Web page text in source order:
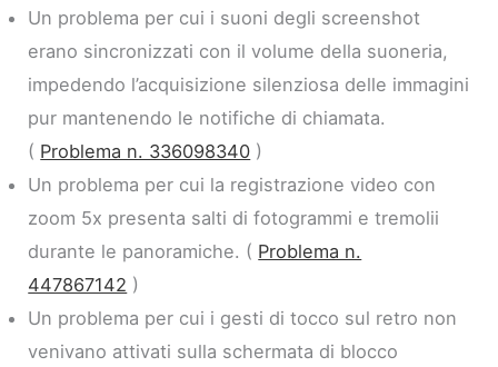
Un problema per cui i suoni degli screenshot
erano sincronizzati con il volume della suoneria,
impedendo l’acquisizione silenziosa delle immagini
pur mantenendo le notifiche di chiamata.
( Problema n. 336098340 )
Un problema per cui la registrazione video con
zoom 5x presenta salti di fotogrammi e tremolii
durante le panoramiche. ( Problema n.
447867142 )
Un problema per cui i gesti di tocco sul retro non
venivano attivati ​​sulla schermata di blocco